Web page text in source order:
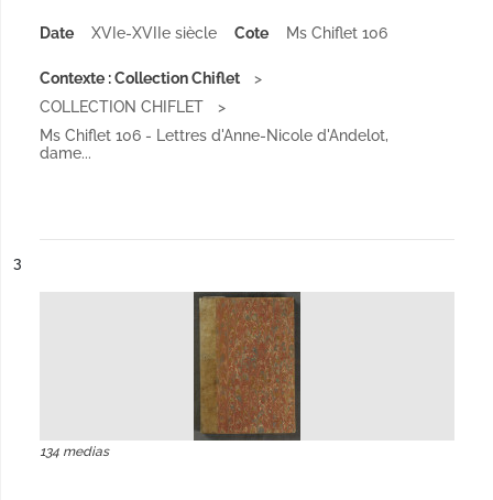
Date XVIe-XVIIe siècle Cote Ms Chiflet 106
Contexte : Collection Chiflet
COLLECTION CHIFLET
Ms Chiflet 106 - Lettres d'Anne-Nicole d'Andelot,
dame...
n°
3
134 medias